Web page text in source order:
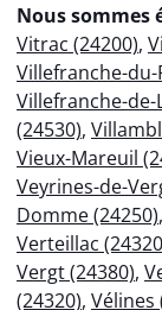
Nous sommes
Vitrac (24200),
Villefranche-
Villefranche-de-
(24530),
Vieux-Mareuil
Veyrines-de-
Domme (24250),
Verteillac
Vergt (24380),
(24320), Vélines